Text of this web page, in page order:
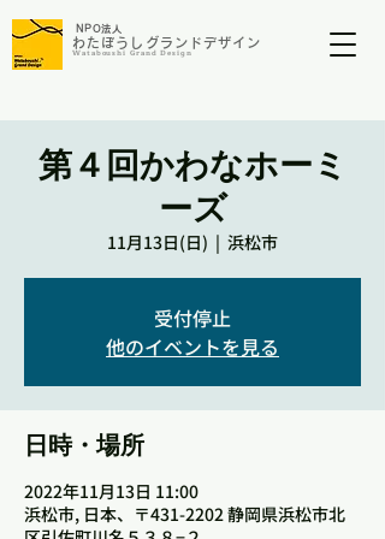
NPO法人
わたぼうしグランドデザイン​​​
​Wataboushi Grand Design
第４回かわなホーミ
ーズ
11月13日(日)
  |
浜松市
受付停止
他のイベントを見る
日時・場所
2022年11月13日 11:00
浜松市, 日本、〒431-2202 静岡県浜松市北